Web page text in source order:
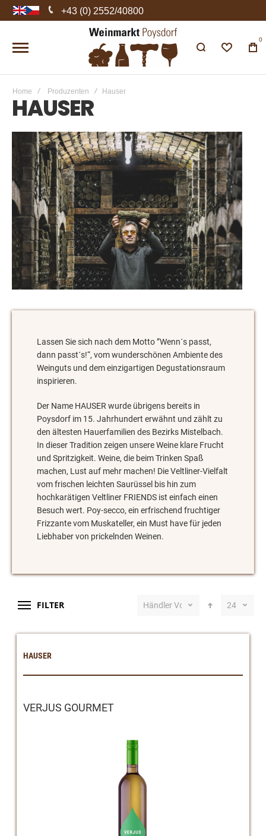
+43 (0) 2552/40800
0
Home Produzenten Hauser
HAUSER
Lassen Sie sich nach dem Motto ”Wenn´s passt,
dann passt´s!“, vom wunderschönen Ambiente des
Weinguts und dem einzigartigen Degustationsraum
inspirieren.
Der Name HAUSER wurde übrigens bereits in
Poysdorf im 15. Jahrhundert erwähnt und zählt zu
den ältesten Hauerfamilien des Bezirks Mistelbach.
In dieser Tradition zeigen unsere Weine klare Frucht
und Spritzigkeit. Weine, die beim Trinken Spaß
machen, Lust auf mehr machen! Die Veltliner-Vielfalt
vom frischen leichten Saurüssel bis hin zum
hochkarätigen Veltliner FRIENDS ist einfach einen
Besuch wert. Poy-secco, ein erfrischend fruchtiger
Frizzante vom Muskateller, ein Must have für jeden
Liebhaber von prickelnden Weinen.
FILTER Händler Vorschlag 24
HAUSER
VERJUS GOURMET